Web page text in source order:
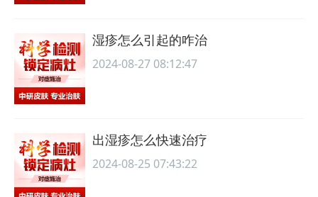
湿疹怎么引起的咋治
2024-08-27 08:12:47
出湿疹怎么快速治疗
2024-08-25 07:43:22